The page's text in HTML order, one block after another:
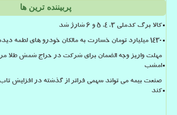
پربیننده ترین ها
کالا برگ کدملی 3، 4، 5 و 6 شارژ شد
۱۴۳۰ میلیارد تومان خسارت به مالکان خودرو های لطمه دیده جنگ پرداخت گردید
امشب
صنعت بیمه می تواند سهمی فراتر از گذشته در افزایش تاب
کند